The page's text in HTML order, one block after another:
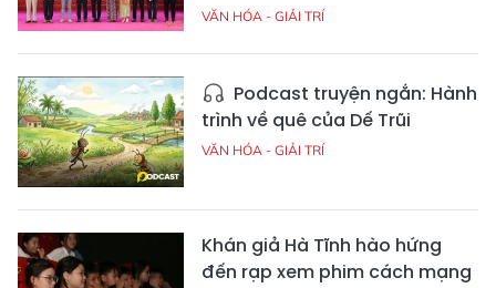
VĂN HÓA - GIẢI TRÍ
Podcast truyện ngắn: Hành
trình về quê của Dế Trũi
VĂN HÓA - GIẢI TRÍ
Khán giả Hà Tĩnh hào hứng
đến rạp xem phim cách mạng